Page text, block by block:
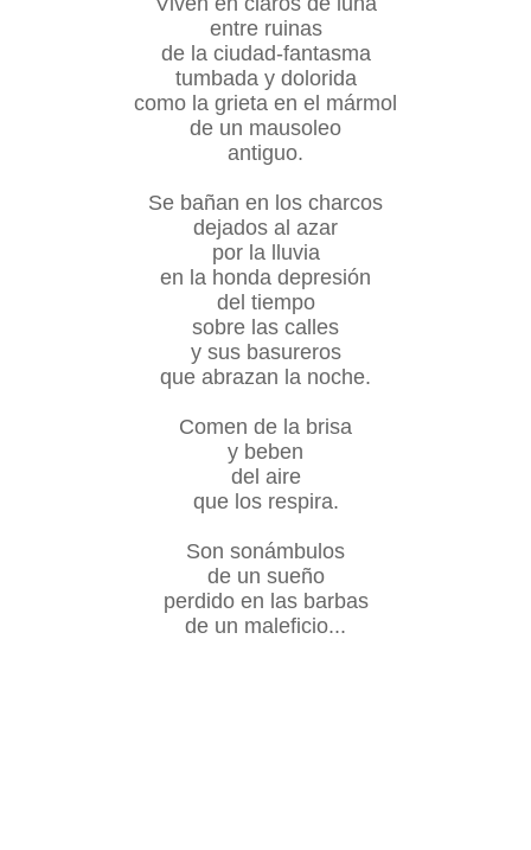
entre ruinas
de la ciudad-fantasma
tumbada y dolorida
como la grieta en el mármol
de un mausoleo
antiguo.
Se bañan en los charcos
dejados al azar
por la lluvia
en la honda depresión
del tiempo
sobre las calles
y sus basureros
que abrazan la noche.
Comen de la brisa
y beben
del aire
que los respira.
Son sonámbulos
de un sueño
perdido en las barbas
de un maleficio...